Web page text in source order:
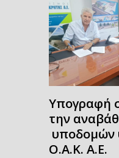
Υπογραφή
την
υποδομών
Ο.Α.Κ. Α.Ε.